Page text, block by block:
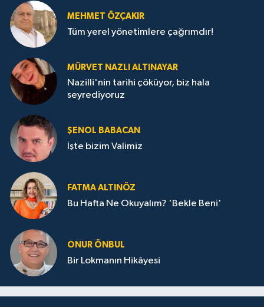
MEHMET ÖZÇAKIR
Tüm yerel yönetimlere çağrımdır!
MÜRVET NAZLI ALTINAYAR
Nazilli'nin tarihi çöküyor, biz hala
seyrediyoruz
ŞENOL BABACAN
İşte bizim Valimiz
FATMA ALTINÖZ
Bu Hafta Ne Okuyalım? 'Bekle Beni'
ONUR ÖNBUL
Bir Lokmanın Hikâyesi